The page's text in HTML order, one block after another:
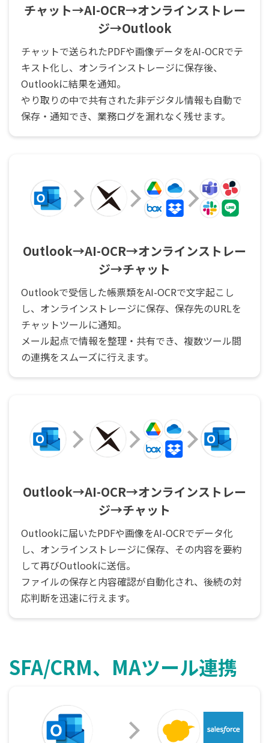
チャット→AI-OCR→オンラインストレー
ジ→Outlook
チャットで送られたPDFや画像データをAI-OCRでテ
キスト化し、オンラインストレージに保存後、
Outlookに結果を通知。
やり取りの中で共有された非デジタル情報も自動で
保存・通知でき、業務ログを漏れなく残せます。
Outlook→AI-OCR→オンラインストレー
ジ→チャット
Outlookで受信した帳票類をAI-OCRで文字起こし
し、オンラインストレージに保存、保存先のURLを
チャットツールに通知。
メール起点で情報を整理・共有でき、複数ツール間
の連携をスムーズに行えます。
Outlook→AI-OCR→オンラインストレー
ジ→チャット
Outlookに届いたPDFや画像をAI-OCRでデータ化
し、オンラインストレージに保存、その内容を要約
して再びOutlookに送信。
ファイルの保存と内容確認が自動化され、後続の対
応判断を迅速に行えます。
SFA/CRM、MAツール連携